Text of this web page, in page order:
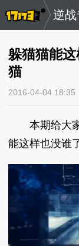
逆
躲猫猫能
猫
2016-04-04 18:35
本期给大
能这样也没谁